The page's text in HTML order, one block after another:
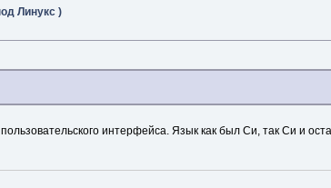
Линукс )
интерфейса. Язык как был Си, так Си и